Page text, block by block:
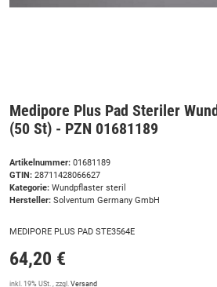
Medipore Plus Pad Steriler
(50 St) - PZN 01681189
Artikelnummer: 01681189
GTIN: 28711428066627
Kategorie: Wundpflaster steril
Hersteller: Solventum Germany GmbH
MEDIPORE PLUS PAD STE3564E
64,20 €
inkl. 19% USt. , zzgl. Versand